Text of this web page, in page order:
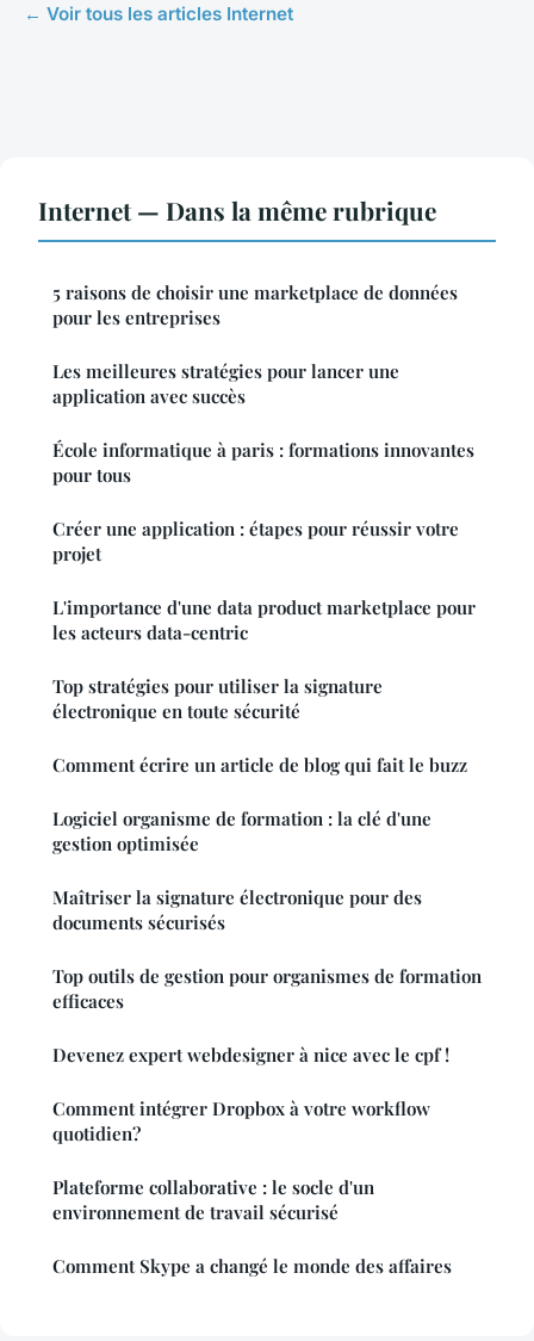
← Voir tous les articles Internet
Internet — Dans la même rubrique
5 raisons de choisir une marketplace de données
pour les entreprises
Les meilleures stratégies pour lancer une
application avec succès
École informatique à paris : formations innovantes
pour tous
Créer une application : étapes pour réussir votre
projet
L'importance d'une data product marketplace pour
les acteurs data-centric
Top stratégies pour utiliser la signature
électronique en toute sécurité
Comment écrire un article de blog qui fait le buzz
Logiciel organisme de formation : la clé d'une
gestion optimisée
Maîtriser la signature électronique pour des
documents sécurisés
Top outils de gestion pour organismes de formation
efficaces
Devenez expert webdesigner à nice avec le cpf !
Comment intégrer Dropbox à votre workflow
quotidien?
Plateforme collaborative : le socle d'un
environnement de travail sécurisé
Comment Skype a changé le monde des affaires